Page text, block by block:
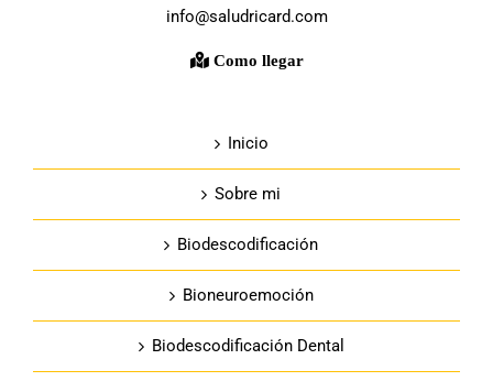
info@saludricard.com
Como llegar
Inicio
Sobre mi
Biodescodificación
Bioneuroemoción
Biodescodificación Dental